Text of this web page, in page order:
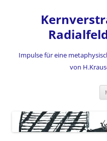
Impulse für eine
von